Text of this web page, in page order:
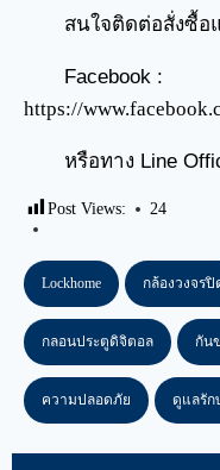
สนใจติดต่อสั่งซื้อ
Facebook :
https://
หรือทาง Line
Post Views: 24
Lockhome กล้องวงจรปิ
กลอนประตูดิจิตอล กัน
ความปลอดภัย ดูแลรัก